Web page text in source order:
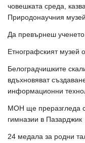
човешката среда,
Природонаучния музей
Да превърнеш
Етнографският музей
Белоградчишките
вдъхновяват
информационни
МОН ще преразгледа
гимназии в Пазарджик
24 медала за родни